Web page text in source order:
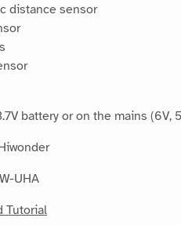
distance sensor
battery or on the mains (6V,
UHA
Tutorial